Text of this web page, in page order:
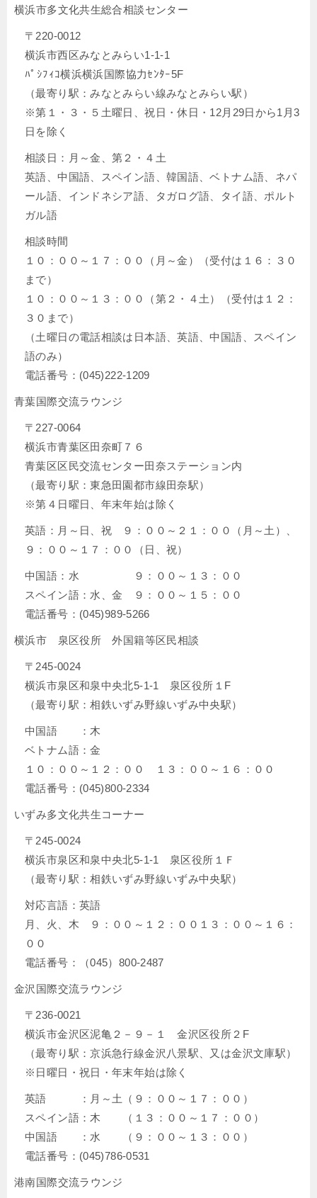
横浜市多文化共生総合相談センター
〒220-0012
横浜市西区みなとみらい1-1-1
ﾊﾟｼﾌｨｺ横浜横浜国際協力ｾﾝﾀｰ5F
（最寄り駅：みなとみらい線みなとみらい駅）
※第１・３・５土曜日、祝日・休日・12月29日から1月3
日を除く
相談日：月～金、第２・４土
英語、中国語、スペイン語、韓国語、ベトナム語、ネパ
ール語、インドネシア語、タガログ語、タイ語、ポルト
ガル語
相談時間
１０：００～１７：００（月～金）（受付は１６：３０
まで）
１０：００～１３：００（第２・４土）（受付は１２：
３０まで）
（土曜日の電話相談は日本語、英語、中国語、スペイン
語のみ）
電話番号：(045)222-1209
青葉国際交流ラウンジ
〒227-0064
横浜市青葉区田奈町７６
青葉区区民交流センター田奈ステーション内
（最寄り駅：東急田園都市線田奈駅）
※第４日曜日、年末年始は除く
英語：月～日、祝 ９：００～２１：００（月～土）、
９：００～１７：００（日、祝）
中国語：水 ９：００～１３：００
スペイン語：水、金 ９：００～１５：００
電話番号：(045)989-5266
横浜市 泉区役所 外国籍等区民相談
〒245-0024
横浜市泉区和泉中央北5-1-1 泉区役所１F
（最寄り駅：相鉄いずみ野線いずみ中央駅）
中国語 ：木
ベトナム語：金
１０：００～１２：００ １３：００～１６：００
電話番号：(045)800-2334
いずみ多文化共生コーナー
〒245-0024
横浜市泉区和泉中央北5-1-1 泉区役所１Ｆ
（最寄り駅：相鉄いずみ野線いずみ中央駅）
対応言語：英語
月、火、木 ９：００～１２：００１３：００～１６：
００
電話番号：（045）800‐2487
金沢国際交流ラウンジ
〒236-0021
横浜市金沢区泥亀２－９－１ 金沢区役所２F
（最寄り駅：京浜急行線金沢八景駅、又は金沢文庫駅）
※日曜日・祝日・年末年始は除く
英語 ：月～土（９：００～１７：００）
スペイン語：木 （１３：００～１７：００）
中国語 ：水 （９：００～１３：００）
電話番号：(045)786-0531
港南国際交流ラウンジ